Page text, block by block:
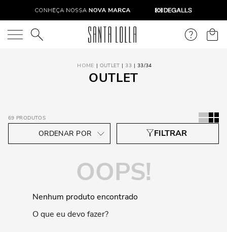
O que você está procurando?
OUTLET 33 33/34
OUTLET
69 PRODUTOS
OOPS!
Nenhum produto encontrado
O que eu devo fazer?